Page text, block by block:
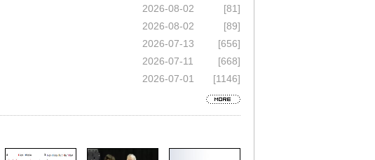
2026-08-02
[81]
2026-08-02
[89]
2026-07-13
[656]
2026-07-11
[668]
2026-07-01 [1146]